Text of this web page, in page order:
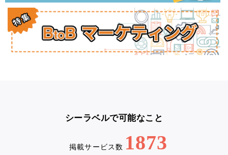
シーラベルで可能なこと
掲載サービス数 1873